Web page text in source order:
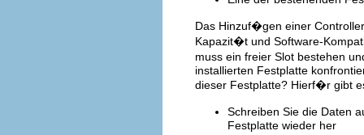
Das Hinzuf�gen einer
Kapazit�t und Software-
muss ein freier Slot bestehen
installierten Festplatte
dieser Festplatte? Hierf�r gibt
Schreiben Sie die Daten
Festplatte wieder her